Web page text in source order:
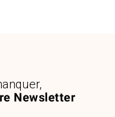
Newsletter